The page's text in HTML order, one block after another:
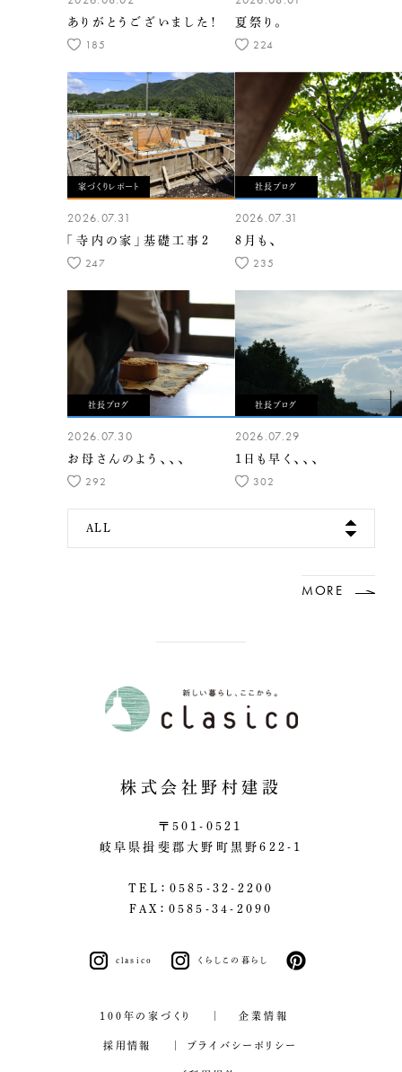
ありがとうございました！
185
夏祭り。
224
家づくりレポート
2026.07.31
「寺内の家」基礎工事2
247
社長ブログ
2026.07.31
8月も、
235
社長ブログ
2026.07.30
お母さんのよう、、、
292
社長ブログ
2026.07.29
1日も早く、、、
302
ALL
MORE
株式会社野村建設
〒501-0521
岐阜県揖斐郡大野町黒野622-1
TEL：0585-32-2200
FAX：0585-34-2090
clasico くらしこの暮らし
100年の家づくり 企業情報
採用情報 プライバシーポリシー